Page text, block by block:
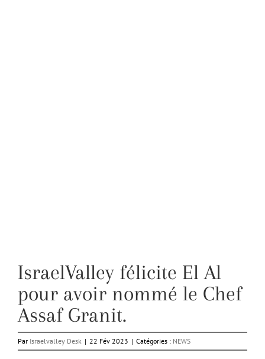
IsraelValley félicite El Al
pour avoir nommé le Chef
Assaf Granit.
Par Israelvalley Desk | 22 Fév 2023 | Catégories : NEWS